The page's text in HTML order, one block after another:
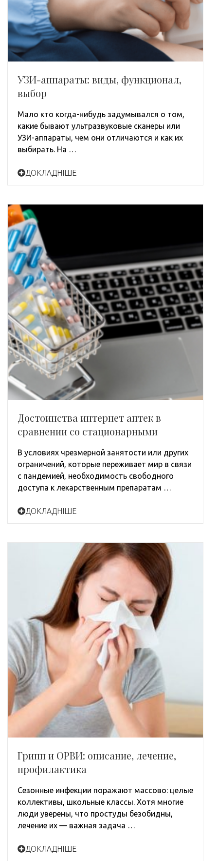
УЗИ-аппараты: виды, функционал,
выбор
Мало кто когда-нибудь задумывался о том,
какие бывают ультразвуковые сканеры или
УЗИ-аппараты, чем они отличаются и как их
выбирать. На …
ДОКЛАДНІШЕ
Достоинства интернет аптек в
сравнении со стационарными
В условиях чрезмерной занятости или других
ограничений, которые переживает мир в связи
с пандемией, необходимость свободного
доступа к лекарственным препаратам …
ДОКЛАДНІШЕ
Грипп и ОРВИ: описание, лечение,
профилактика
Сезонные инфекции поражают массово: целые
коллективы, школьные классы. Хотя многие
люди уверены, что простуды безобидны,
лечение их — важная задача …
ДОКЛАДНІШЕ